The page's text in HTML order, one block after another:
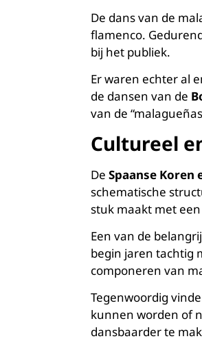
De dans van de
flamenco.
bij het publiek.
Er waren echter al
de dansen van de
van de
Cultureel
De Spaanse Koren
schematische
stuk maakt met
Een van de
begin jaren tachtig
componeren van
Tegenwoordig
kunnen worden of
dansbaarder te